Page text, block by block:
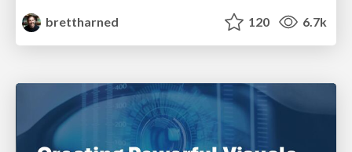
brettharned
120 6.7k